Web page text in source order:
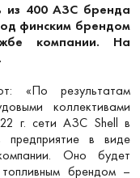
из 400 АЗС бренда
финским брендом
компании. На
«По результатам
коллективами
г. сети АЗС Shell в
предприятие в виде
Оно будет
брендом –